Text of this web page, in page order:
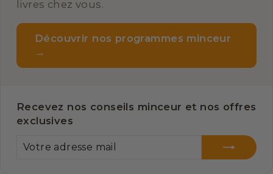
livres chez vous.
Découvrir nos programmes minceur
→
Recevez nos conseils minceur et nos offres
exclusives
ADRESSE